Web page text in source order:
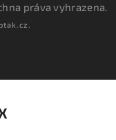
práva vyhrazena.